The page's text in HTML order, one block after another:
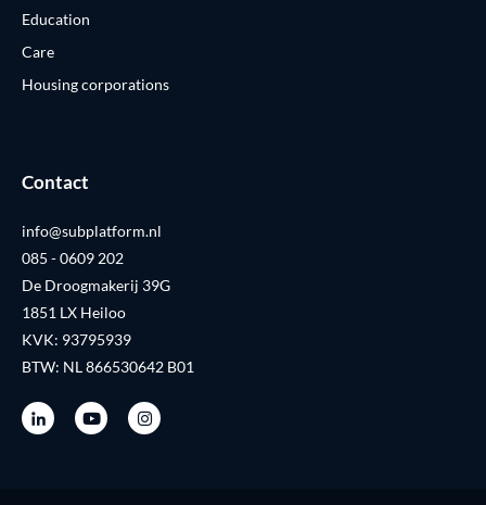
Education
Care
Housing corporations
Contact
info@subplatform.nl
085 - 0609 202
De Droogmakerij 39G
1851 LX Heiloo
KVK: 93795939
BTW: NL 866530642 B01